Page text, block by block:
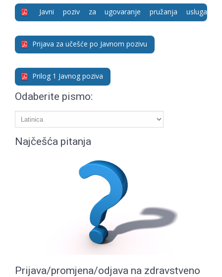
Javni poziv za ugovaranje pružanja usluga
Prijava za učešće po Javnom pozivu
Prilog 1 Javnog poziva
Odaberite pismo:
Najčešća pitanja
Prijava/promjena/odjava na zdravstveno